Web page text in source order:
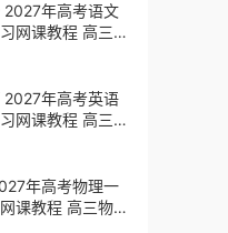
2027年高考语文
网课教程 高三语
期暑假班视频教程
下载
2027年高考英语
网课教程 高三英
期暑假班视频教程
下载
年高考物理一
课教程 高三物理
假班视频教程 百